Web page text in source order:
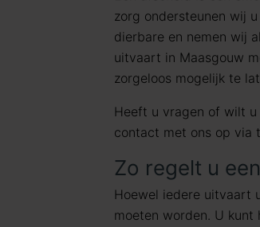
zorg ondersteunen wij
dierbare en nemen wij
uitvaart in Maasgouw
zorgeloos mogelijk te
Heeft u vragen of wilt
contact met ons op via
Zo regelt u
Hoewel iedere uitvaart
moeten worden. U kunt